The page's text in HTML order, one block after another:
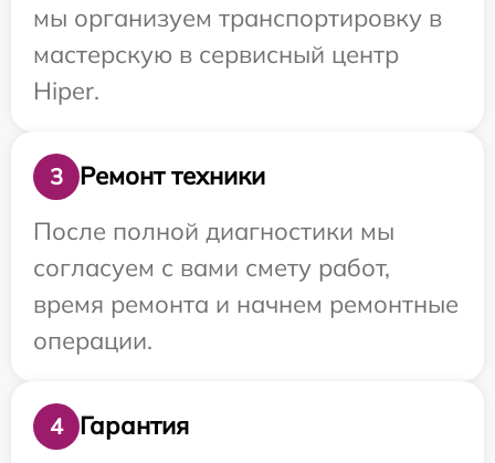
мы организуем транспортировку в
мастерскую в сервисный центр
Hiper.
3
Ремонт техники
После полной диагностики мы
согласуем с вами смету работ,
время ремонта и начнем ремонтные
операции.
4
Гарантия